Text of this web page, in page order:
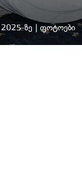
2025-ზე | ფოტოები